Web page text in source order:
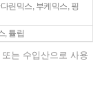
린믹스, 부케믹스, 핑
, 튤립
는 수입산으로 사용